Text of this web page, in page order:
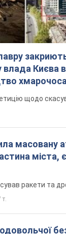
масовану
міста,
т.
армія